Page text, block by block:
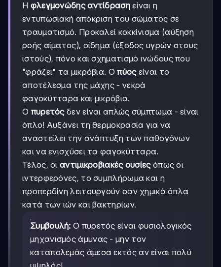
Η φλεγμονώδης αντίδρασηείναι η
εντυπωσιακή απόκριση του σώματος σε
τραυματισμό. Προκαλεί κοκκίνισμα (αύξηση
ροής αίματος), οίδημα (έξοδος υγρών στους
ιστούς), πόνο και σχηματισμό ινώδους που
"φράζει" τα μικρόβια. Οπύοςείναι το
αποτέλεσμα της μάχης - νεκρά
φαγοκύτταρα και μικρόβια.
Ο πυρετόςδεν είναι απλώς σύμπτωμα - είναι
όπλο! Αυξάνει τη θερμοκρασία για να
αναστείλει την ανάπτυξη των παθογόνων
και να ενισχύσει τα φαγοκύτταρα.
Τέλος, οι αντιμικροβιακές ουσίεςόπως οι
ιντερφερόνες, το συμπλήρωμα και η
προπερδίνη λειτουργούν σαν χημικά όπλα
κατά των ιών και βακτηρίων.
Συμβουλή: Ο πυρετός είναι φυσιολογικός
μηχανισμός άμυνας - μην τον
καταπολεμάς άμεσα εκτός αν είναι πολύ